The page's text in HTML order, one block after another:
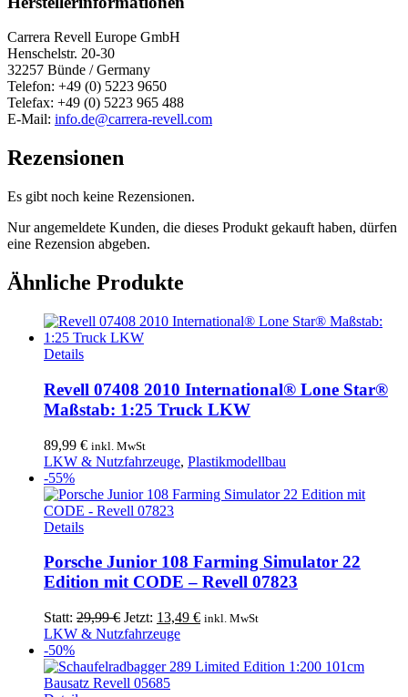
Carrera Revell Europe GmbH
Henschelstr. 20-30
32257 Bünde / Germany
Telefon: +49 (0) 5223 9650
Telefax: +49 (0) 5223 965 488
E-Mail: info.de@carrera-revell.com
Rezensionen
Es gibt noch keine Rezensionen.
Nur angemeldete Kunden, die dieses Produkt gekauft haben, dürfen
eine Rezension abgeben.
Ähnliche Produkte
Details
Revell 07408 2010 International® Lone Star®
Maßstab: 1:25 Truck LKW
89,99 € inkl. MwSt
LKW & Nutzfahrzeuge, Plastikmodellbau
-55%
Details
Porsche Junior 108 Farming Simulator 22
Edition mit CODE – Revell 07823
Statt: 29,99€ Ursprünglicher
Preis
29,99 €
Jetzt: 13,49 €Aktueller
13,49 €.
inkl. MwSt
LKW & Nutzfahrzeuge
-50%